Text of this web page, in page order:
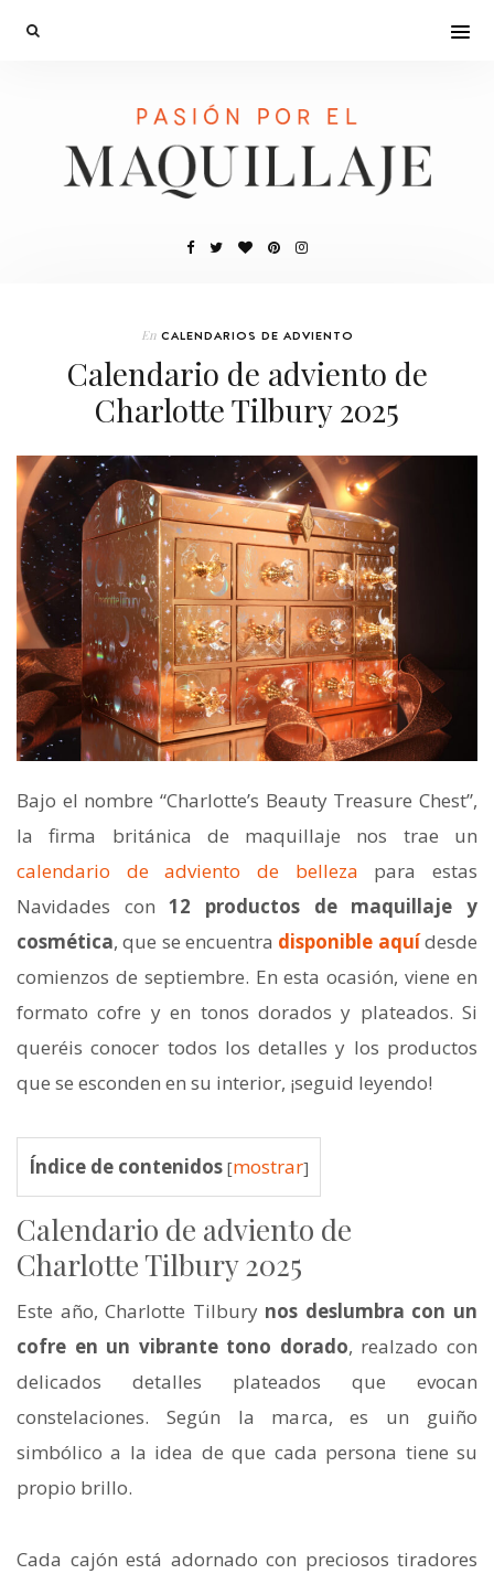
En CALENDARIOS DE ADVIENTO
Calendario de adviento de
Charlotte Tilbury 2025
Bajo el nombre “Charlotte’s Beauty Treasure Chest”,
la firma británica de maquillaje nos trae un
calendario de adviento de belleza para estas
Navidades con12 productos de maquillaje y
cosmética, que se encuentra disponible aquídesde
comienzos de septiembre. En esta ocasión, viene en
formato cofre y en tonos dorados y plateados. Si
queréis conocer todos los detalles y los productos
que se esconden en su interior, ¡seguid leyendo!
Índice de contenidos [mostrar]
Calendario de adviento de
Charlotte Tilbury 2025
Este año, Charlotte Tilbury nos deslumbra con un
cofre en un vibrante tono dorado, realzado con
delicados detalles plateados que evocan
constelaciones. Según la marca, es un guiño
simbólico a la idea de que cada persona tiene su
propio brillo.
Cada cajón está adornado con preciosos tiradores